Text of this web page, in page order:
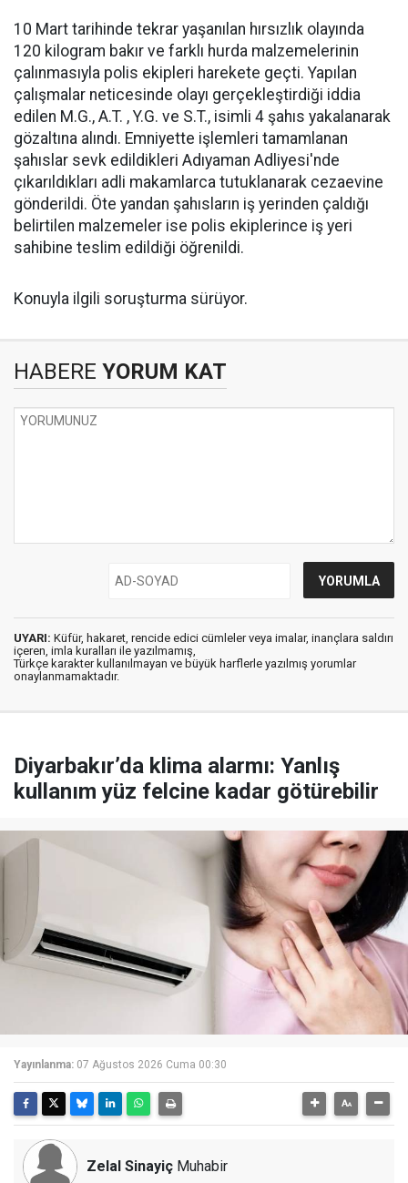
10 Mart tarihinde tekrar yaşanılan hırsızlık olayında
120 kilogram bakır ve farklı hurda malzemelerinin
çalınmasıyla polis ekipleri harekete geçti. Yapılan
çalışmalar neticesinde olayı gerçekleştirdiği iddia
edilen M.G., A.T. , Y.G. ve S.T., isimli 4 şahıs yakalanarak
gözaltına alındı. Emniyette işlemleri tamamlanan
şahıslar sevk edildikleri Adıyaman Adliyesi'nde
çıkarıldıkları adli makamlarca tutuklanarak cezaevine
gönderildi. Öte yandan şahısların iş yerinden çaldığı
belirtilen malzemeler ise polis ekiplerince iş yeri
sahibine teslim edildiği öğrenildi.
Konuyla ilgili soruşturma sürüyor.
HABERE YORUM KAT
UYARI: Küfür, hakaret, rencide edici cümleler veya imalar, inançlara saldırı
içeren, imla kuralları ile yazılmamış,
Türkçe karakter kullanılmayan ve büyük harflerle yazılmış yorumlar
onaylanmamaktadır.
Diyarbakır’da klima alarmı: Yanlış
kullanım yüz felcine kadar götürebilir
Yayınlanma: 07 Ağustos 2026 Cuma 00:30
Zelal Sinayiç Muhabir